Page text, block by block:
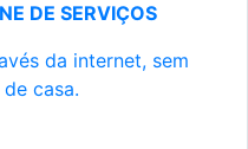
DE SERVIÇOS
da internet, sem
casa.